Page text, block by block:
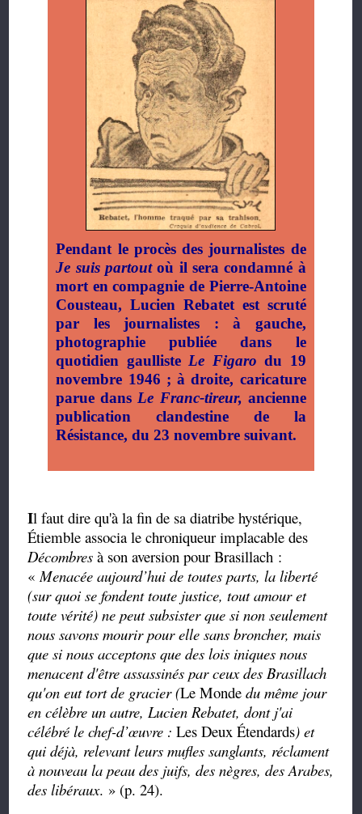
Pendant le procès des journalistes de
Je suis partoutoù il sera condamné à
mort en compagnie de Pierre-Antoine
Cousteau, Lucien Rebatet est scruté
par les journalistes : à gauche,
photographie publiée dans le
quotidien gaulliste Le Figaro du 19
novembre 1946 ; à droite, caricature
parue dans Le Franc-tireur, ancienne
publication clandestine de la
Résistance, du 23 novembre suivant.
Il faut dire qu'à la fin de sa diatribe hystérique,
Étiemble associa le chroniqueur implacable des
Décombres à son aversion pour Brasillach :
« Menacée aujourd’hui de toutes parts, la liberté
(sur quoi se fondent toute justice, tout amour et
toute vérité) ne peut subsister que si non seulement
nous savons mourir pour elle sans broncher, mais
que si nous acceptons que des lois iniques nous
menacent d'être assassinés par ceux des Brasillach
qu'on eut tort de gracier (Le Monde du même jour
en célèbre un autre, Lucien Rebatet, dont j'ai
célébré le chef-d’œuvre :Les Deux Étendards) et
qui déjà, relevant leurs mufles sanglants, réclament
à nouveau la peau des juifs, des nègres, des Arabes,
des libéraux. » (p. 24).